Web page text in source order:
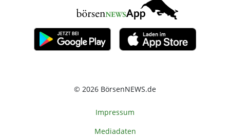
© 2026 BörsenNEWS.de
Impressum
Mediadaten